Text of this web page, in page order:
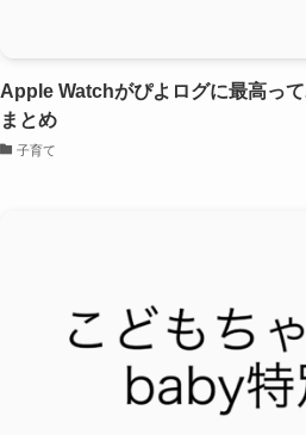
Apple Watchがぴよログに最高っ
まとめ
子育て